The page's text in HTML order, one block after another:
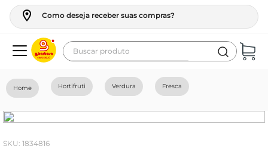
Como deseja receber suas compras?
Buscar produto
Hortifruti Verdura Fresca
: 1834816
geladeira
fogao